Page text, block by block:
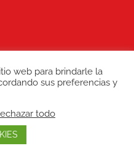
© 2017 · Branding,
de sitios web,
SEO:
web para brindarle la
sus preferencias y
todo